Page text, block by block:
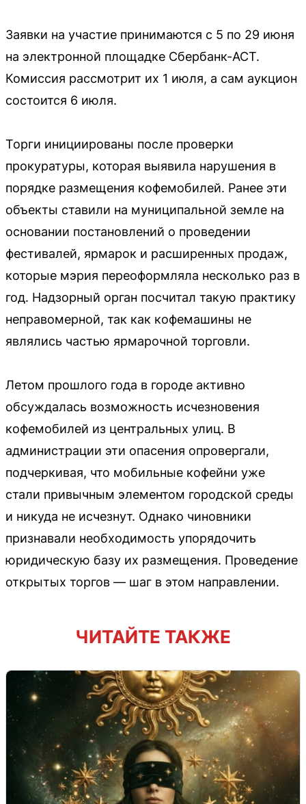
Заявки на участие принимаются с 5 по 29 июня
на электронной площадке Сбербанк-АСТ.
Комиссия рассмотрит их 1 июля, а сам аукцион
состоится 6 июля.
Торги инициированы после проверки
прокуратуры, которая выявила нарушения в
порядке размещения кофемобилей. Ранее эти
объекты ставили на муниципальной земле на
основании постановлений о проведении
фестивалей, ярмарок и расширенных продаж,
которые мэрия переоформляла несколько раз в
год. Надзорный орган посчитал такую практику
неправомерной, так как кофемашины не
являлись частью ярмарочной торговли.
Летом прошлого года в городе активно
обсуждалась возможность исчезновения
кофемобилей из центральных улиц. В
администрации эти опасения опровергали,
подчеркивая, что мобильные кофейни уже
стали привычным элементом городской среды
и никуда не исчезнут. Однако чиновники
признавали необходимость упорядочить
юридическую базу их размещения. Проведение
открытых торгов — шаг в этом направлении.
ЧИТАЙТЕ ТАКЖЕ